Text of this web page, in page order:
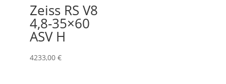
Zeiss RS V8
4,8-35×60
ASV H
4233,00 €